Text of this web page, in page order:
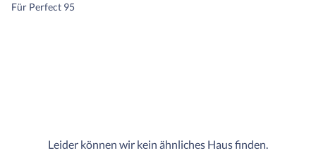
Für Perfect 95
Leider können wir kein ähnliches Haus finden.